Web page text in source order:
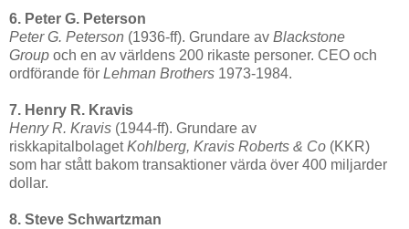
6. Peter G. Peterson
Peter G. Peterson (1936-ff). Grundare av Blackstone
Group och en av världens 200 rikaste personer. CEO och
ordförande för Lehman Brothers 1973-1984.
7. Henry R. Kravis
Henry R. Kravis (1944-ff). Grundare av
riskkapitalbolagetKohlberg, Kravis Roberts & Co (KKR)
som har stått bakom transaktioner värda över 400 miljarder
dollar.
8. Steve Schwartzman